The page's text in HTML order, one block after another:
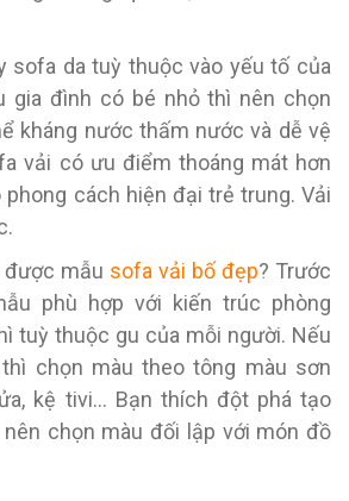
sofa da tuỳ thuộc vào yếu tố của
gia đình có bé nhỏ thì nên chọn
kháng nước thấm nước và dễ vệ
vải có ưu điểm thoáng mát hơn
cách hiện đại trẻ trung. Vải
được mẫu sofa vải bố đẹp? Trước
phù hợp với kiến trúc phòng
tuỳ thuộc gu của mỗi người. Nếu
chọn màu theo tông màu sơn
kệ tivi… Bạn thích đột phá tạo
chọn màu đối lập với món đồ